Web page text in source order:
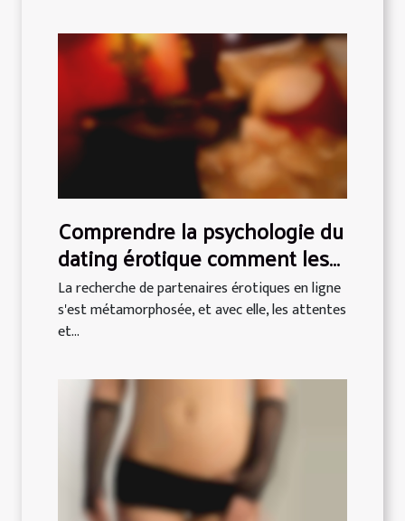
Comprendre la psychologie du
dating érotique comment les
attentes évoluent en ligne
La recherche de partenaires érotiques en ligne
s'est métamorphosée, et avec elle, les attentes
et...